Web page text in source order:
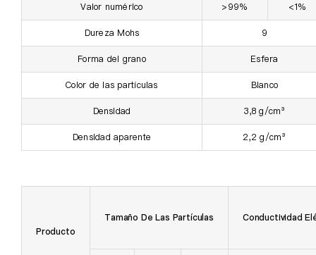
Valor numérico >99% <1%
Dureza Mohs 9
Forma del grano Esfera
Color de las partículas Blanco
Densidad 3,8 g/cm³
Densidad aparente 2,2 g/cm³
Producto
Tamaño De Las Partículas Conductividad